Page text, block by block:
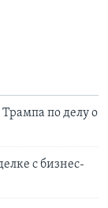
по делу о
с бизнес-